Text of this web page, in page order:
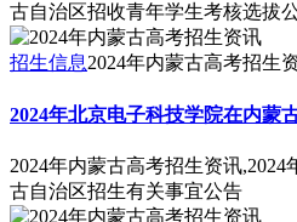
古自治区招收青年学生考核选拔
招生信息2024年内蒙古高考招生
2024年北京电子科技学院在内蒙
2024年内蒙古高考招生资讯
古自治区招生有关事宜公告